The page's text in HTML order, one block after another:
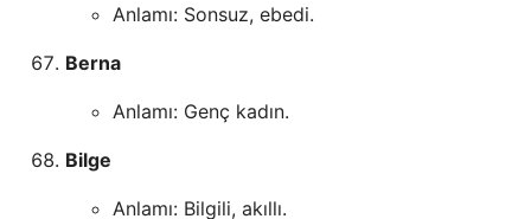
Anlamı: Sonsuz, ebedi.
Berna
Anlamı: Genç kadın.
Bilge
Anlamı: Bilgili, akıllı.